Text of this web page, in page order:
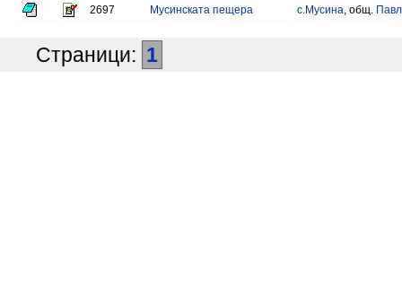
2697
Мусинската пещера с.Мусина, общ.
Страници: 1